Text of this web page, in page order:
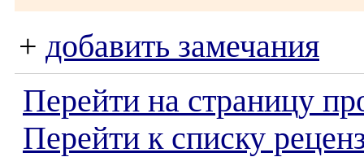
+ добавить замечания
Перейти на страницу
Перейти к списку